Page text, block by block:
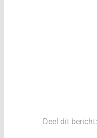
Deel dit bericht: